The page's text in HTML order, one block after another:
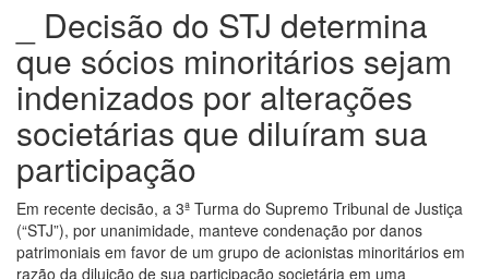
_ Decisão do STJ determina
que sócios minoritários sejam
indenizados por alterações
societárias que diluíram sua
participação
Em recente decisão, a 3ª Turma do Supremo Tribunal de Justiça
(“STJ”), por unanimidade, manteve condenação por danos
patrimoniais em favor de um grupo de acionistas minoritários em
razão da diluição de sua participação societária em uma